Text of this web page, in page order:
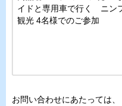
お問い合わせにあたっては、